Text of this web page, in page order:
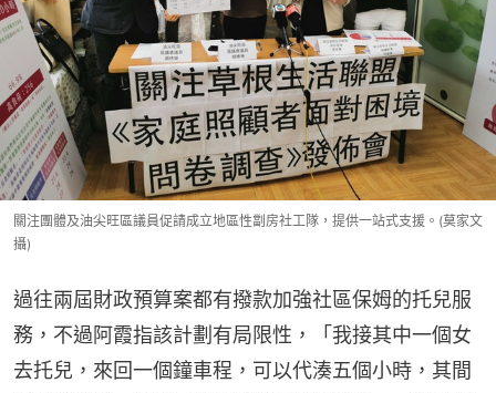
關注團體及油尖旺區議員促請成立地區性劏房社工隊，提供一站式支援。(莫家文
攝)
過往兩屆財政預算案都有撥款加強社區保姆的托兒服
務，不過阿霞指該計劃有局限性，「我接其中一個女
去托兒，來回一個鐘車程，可以代湊五個小時，其間